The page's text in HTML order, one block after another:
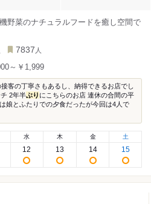
野菜のナチュラルフードを癒し空間で
7837 人
～￥1,999
客の丁寧さもあるし、納得できるお店でし
2年半ぶり にこちらのお店 連休の合間の平
娘とふたりでの夕食だったが今回は4人で
水
12
木
13
金
14
土
15